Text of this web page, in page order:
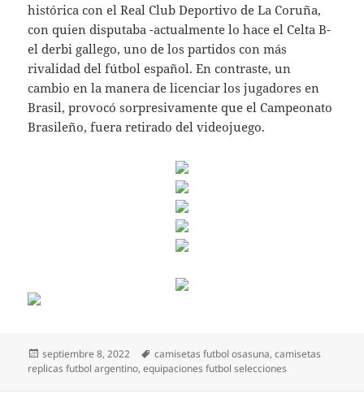
histórica con el Real Club Deportivo de La Coruña,
con quien disputaba -actualmente lo hace el Celta B-
el derbi gallego, uno de los partidos con más
rivalidad del fútbol español. En contraste, un
cambio en la manera de licenciar los jugadores en
Brasil, provocó sorpresivamente que el Campeonato
Brasileño, fuera retirado del videojuego.
Publicado
el
septiembre 8, 2022 Etiquetas
camisetas futbol osasuna,camisetas
replicas futbol argentino,equipaciones futbol selecciones